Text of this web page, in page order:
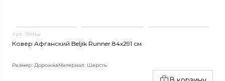
Арт. 954нш
Ковер Афганский Beljik Runner 84x291 см
Размер: ДорожкаМатериал: Шерсть